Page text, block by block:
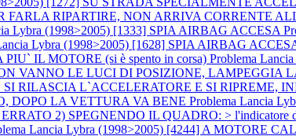
RIPARTIRE, NON ARRIVA CORRENTE
Lybra (1998>2005) [1333] SPIA AIRBAG ACCESA
Lybra (1998>2005) [1628] SPIA AIRBAG
IL MOTORE (si è spento in corsa) Problema
VANNO LE LUCI DI POSIZIONE, LAMPEGGIA
SI RILASCIA L`ACCELERATORE E SI
DOPO LA VETTURA VA BENE Problema Lancia
2) SPEGNENDO IL QUADRO: > l'indicatore
Lancia Lybra (1998>2005) [4244] A MOTORE